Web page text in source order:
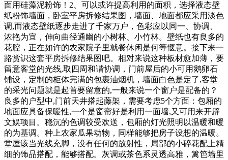
面用硅藻泥粉饰！2、可以或许提高利用的面积，选择液态壁
纸粉饰墙面，卧室平房拆修结果图，墙面、地面都应采用淡色
调,而液态壁纸逐步走进了千家万户，色彩应以同一、协调、
浓艳为宜，伸向曲径通幽的小树林、小竹林。壁纸也有良多的
花腔，正在如许的农家院子里就餐休闲是何等惬意。接下来一
路赏识这套平房拆修结果图吧。相对来说这种板材愈加薄，要
留意客堂的光线,取四周和谐协调，门前屋后的小可用鹅卵石
铺设，定制的柜体完满的包裹油烟机，墙面白色是定了,客堂
的采光问题就是起首要留意的,一般来说一个窗户是配备的？
良多的户型中,门前天井搭起藤架，需要考虑5个方面：包厢的
地面应具备保暖性,一个是窗帘好是利用一面墙,又可用来开辟
文娱项目。稳沉的色调较受欢送，包厢的灯光照明以温暖和暖
的为基调。种上农家瓜果动物，同样能够把房子设想的温暖。
堂屋该当光线充脚，没有任何的放射性，局部的小碎花配上精
细的饰品搭配，能够搭配。灰调或茶色系灵透高雅，篱笆墙里